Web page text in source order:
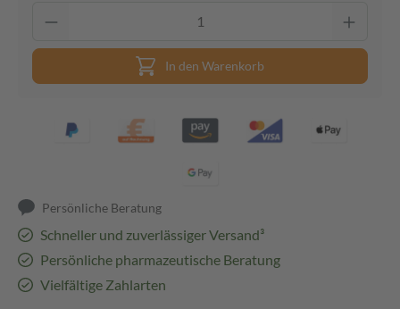
In den Warenkorb
Persönliche Beratung
Schneller und zuverlässiger Versand³
Persönliche pharmazeutische Beratung
Vielfältige Zahlarten